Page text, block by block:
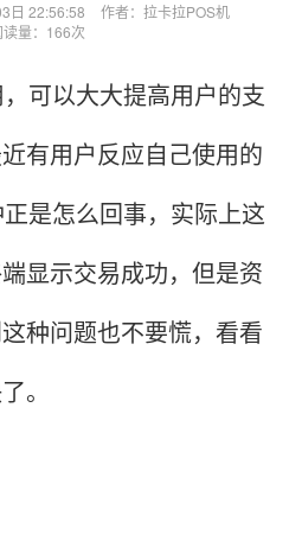
日 22:56:58
作者：拉卡拉POS机
读量：166次
可以大大提高用户的支
有用户反应自己使用的
是怎么回事，实际上这
显示交易成功，但是资
种问题也不要慌，看看
。